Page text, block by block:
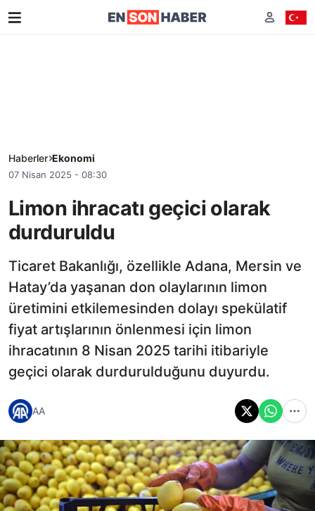
Haberler Ekonomi
07 Nisan 2025 - 08:30
Limon ihracatı geçici olarak
durduruldu
Ticaret Bakanlığı, özellikle Adana, Mersin ve
Hatay’da yaşanan don olaylarının limon
üretimini etkilemesinden dolayı spekülatif
fiyat artışlarının önlenmesi için limon
ihracatının 8 Nisan 2025 tarihi itibariyle
geçici olarak durdurulduğunu duyurdu.
AA